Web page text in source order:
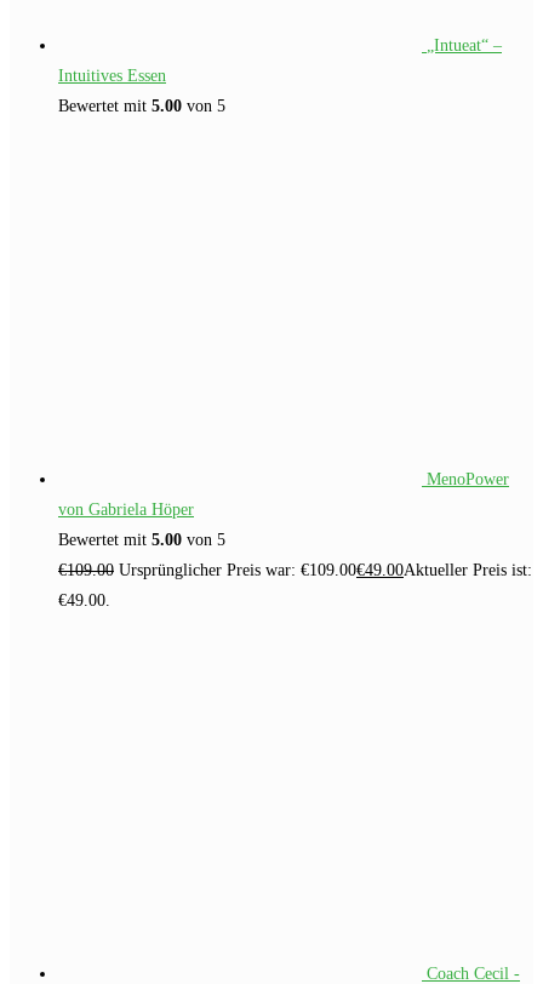
„Intueat“ –
Intuitives Essen
Bewertet mit 5.00 von 5
MenoPower
von Gabriela Höper
Bewertet mit 5.00 von 5
€109.00 Ursprünglicher Preis war: €109.00€49.00Aktueller Preis ist:
€49.00.
Coach Cecil -